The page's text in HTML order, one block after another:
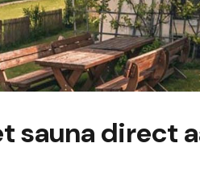
sauna direct